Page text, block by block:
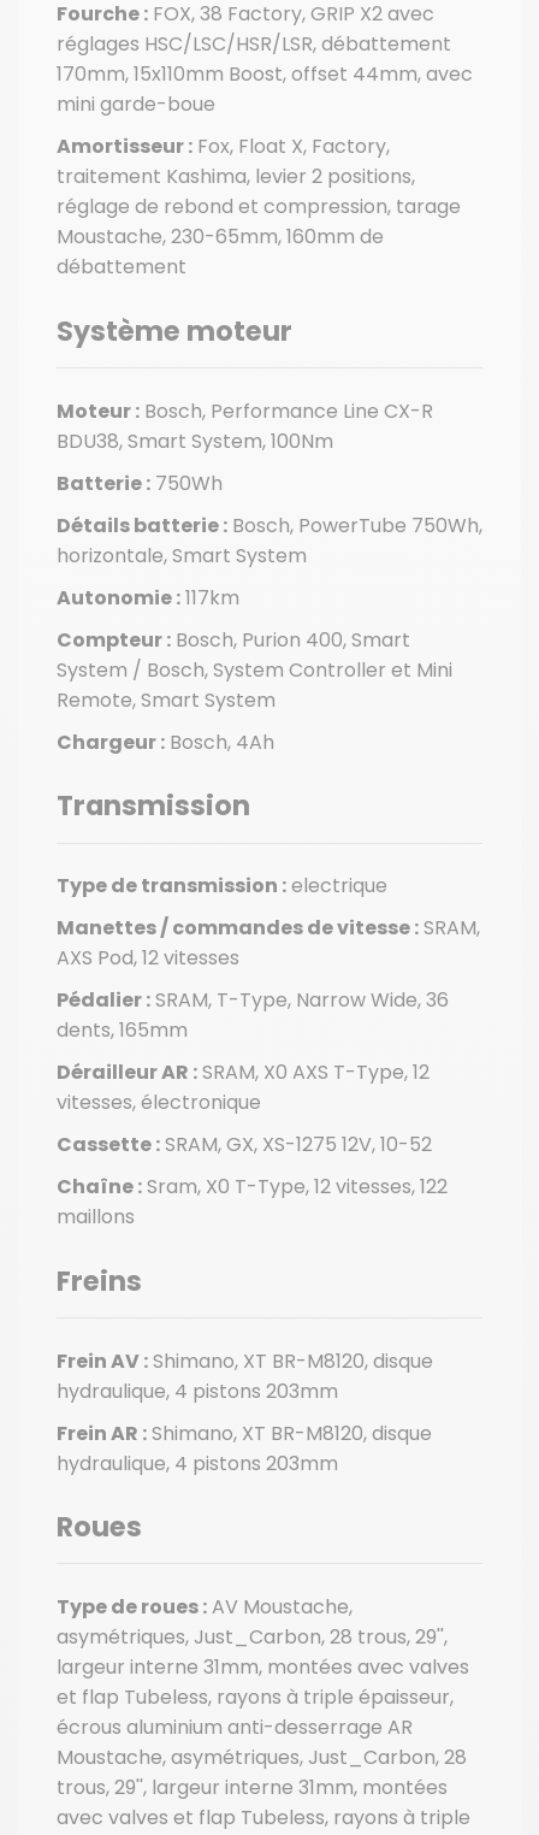
Fourche : FOX, 38 Factory, GRIP X2 avec
réglages HSC/LSC/HSR/LSR, débattement
170mm, 15x110mm Boost, offset 44mm, avec
mini garde-boue
Amortisseur : Fox, Float X, Factory,
traitement Kashima, levier 2 positions,
réglage de rebond et compression, tarage
Moustache, 230-65mm, 160mm de
débattement
Système moteur
Moteur : Bosch, Performance Line CX-R
BDU38, Smart System, 100Nm
Batterie : 750Wh
Détails batterie : Bosch, PowerTube 750Wh,
horizontale, Smart System
Autonomie :117km
Compteur : Bosch, Purion 400, Smart
System / Bosch, System Controller et Mini
Remote, Smart System
Chargeur : Bosch, 4Ah
Transmission
Type de transmission :electrique
Manettes / commandes de vitesse :SRAM,
AXS Pod, 12 vitesses
Pédalier :SRAM, T-Type, Narrow Wide, 36
dents, 165mm
Dérailleur AR :SRAM, X0 AXS T-Type, 12
vitesses, électronique
Cassette :SRAM, GX, XS-1275 12V, 10-52
Chaîne :Sram, X0 T-Type, 12 vitesses, 122
maillons
Freins
Frein AV :Shimano, XT BR-M8120, disque
hydraulique, 4 pistons 203mm
Frein AR :Shimano, XT BR-M8120, disque
hydraulique, 4 pistons 203mm
Roues
Type de roues :AV Moustache,
asymétriques, Just_Carbon, 28 trous, 29'',
largeur interne 31mm, montées avec valves
et flap Tubeless, rayons à triple épaisseur,
écrous aluminium anti-desserrage AR
Moustache, asymétriques, Just_Carbon, 28
trous, 29'', largeur interne 31mm, montées
avec valves et flap Tubeless, rayons à triple